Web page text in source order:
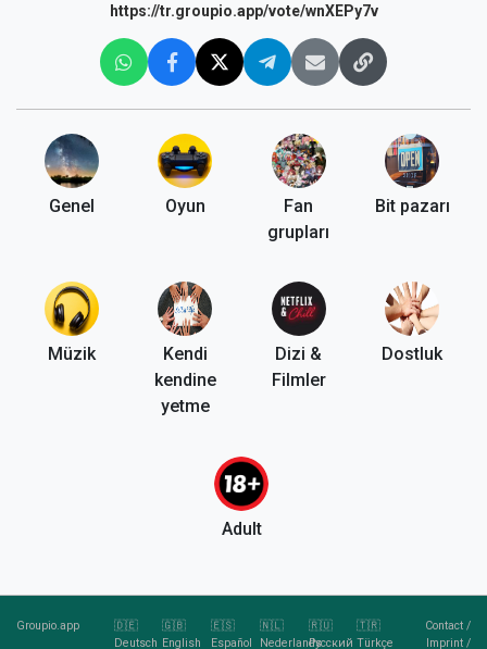
https://tr.groupio.app/vote/wnXEPy7v
Genel Oyun
Fan
grupları
Bit pazarı
Müzik
Kendi
kendine
yetme
Dizi &
Filmler
Dostluk
Adult
Groupio.app
🇩🇪
Deutsch
🇬🇧
English
🇪🇸
Español
🇳🇱
Nederlands
🇷🇺
Pусский
🇹🇷
Türkçe
Contact/
Imprint/